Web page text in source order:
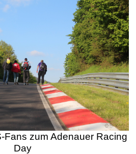
Fans zum Adenauer Racing
Day